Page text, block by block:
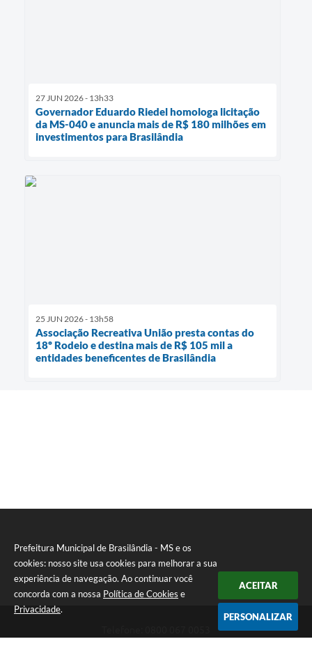
Prefeitura Municipal de Brasilândia - MS e os
cookies: nosso site usa cookies para melhorar a sua
experiência de navegação. Ao continuar você
concorda com a nossa Política de Cookies e
Privacidade.
ACEITAR
PERSONALIZAR
27 JUN 2026 - 13h33
Governador Eduardo Riedel homologa licitação
da MS-040 e anuncia mais de R$ 180 milhões em
investimentos para Brasilândia
25 JUN 2026 - 13h58
Associação Recreativa União presta contas do
18º Rodeio e destina mais de R$ 105 mil a
entidades beneficentes de Brasilândia